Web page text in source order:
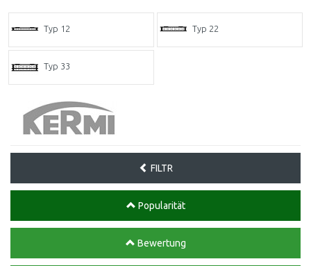
Typ 12 Typ 22
Typ 33
FILTR
Popularität
Bewertung